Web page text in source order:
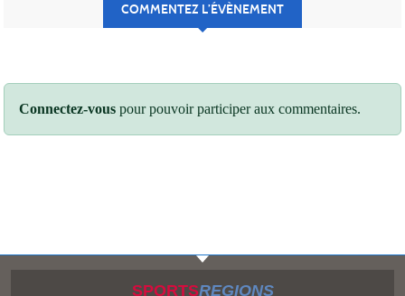
COMMENTEZ L’ÉVÈNEMENT
Connectez-vous pour pouvoir participer aux commentaires.
SPORTSREGIONS